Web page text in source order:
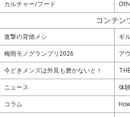
カルチャー/フード
コンテン
進撃の背徳メシ ギ
梅雨モノグランプリ2026 ア
今どきメンズは外見も磨かないと！
ニュース 体
コラム